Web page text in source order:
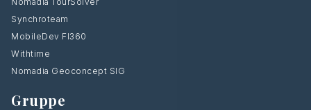
Synchroteam
MobileDev FI360
Withtime
Nomadia Geoconcept SIG
Gruppe